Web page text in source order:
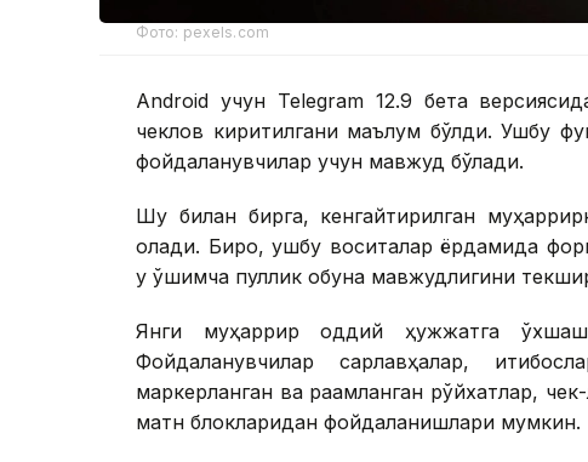
Фото: pexels.com
Android учун Telegram 12.9 бета
чеклов киритилгани маълум бўлди. Ушбу
фойдаланувчилар учун мавжуд бўлади.
Шу билан бирга, кенгайтирилган
қолади. Бироқ, ушбу воситалар ёрдамида
у қўшимча пуллик обуна мавжудлигини
Янги муҳаррир оддий ҳужжатга
Фойдаланувчилар сарлавҳалар,
маркерланган ва рақамланган рўйхатлар,
матн блокларидан фойдаланишлари мумкин.